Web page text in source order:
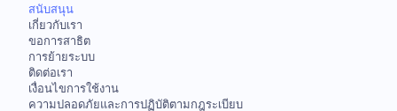
สนับสนุน
เกี่ยวกับเรา
ขอการสาธิต
การย้ายระบบ
ติดต่อเรา
เงื่อนไขการใช้งาน
ความปลอดภัยและการปฏิบัติตามกฎระเบียบ